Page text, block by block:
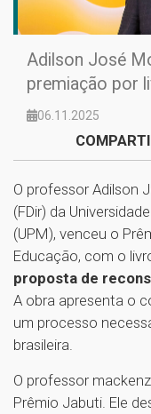
Adilson José
premiação por
06.11.2025
O professor Adilson
(FDir) da
(UPM), venceu o
Educação, com o
proposta de
A obra apresenta o
um processo
brasileira.
O professor
Prêmio Jabuti. Ele